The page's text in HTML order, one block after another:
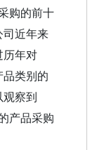
购的前十
司近年来
历年对
类别的
察到
产品采购